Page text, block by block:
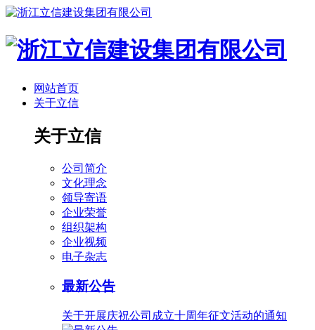
网站首页
关于立信
关于立信
公司简介
文化理念
领导寄语
企业荣誉
组织架构
企业视频
电子杂志
最新公告
关于开展庆祝公司成立十周年征文活动的通知